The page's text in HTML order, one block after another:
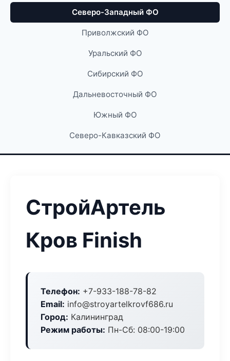
Северо-Западный ФО
Приволжский ФО
Уральский ФО
Сибирский ФО
Дальневосточный ФО
Южный ФО
Северо-Кавказский ФО
СтройАртель
Кров Finish
Телефон: +7-933-188-78-82
Email: info@stroyartelkrovf686.ru
Город: Калининград
Режим работы: Пн-Сб: 08:00-19:00